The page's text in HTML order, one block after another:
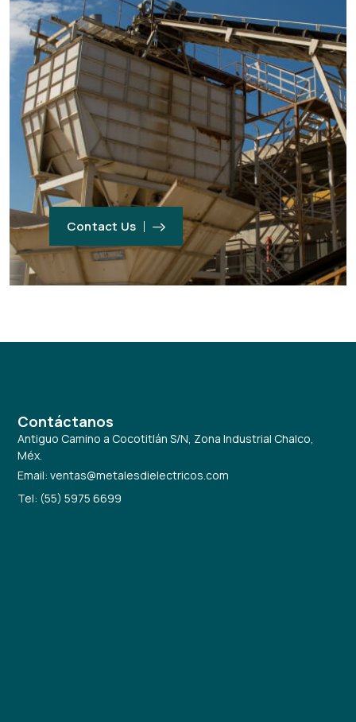
Contact Us
Contáctanos
Antiguo Camino a Cocotitlán S/N, Zona Industrial Chalco,
Méx.
Email: ventas@metalesdielectricos.com
Tel: (55) 5975 6699